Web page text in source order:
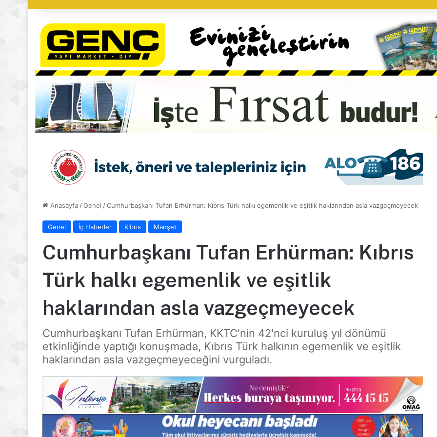
Anasayfa /Genel /Cumhurbaşkanı Tufan Erhürman: Kıbrıs Türk halkı egemenlik ve eşitlik haklarından asla vazgeçmeyecek
Genel İç Haberler Kıbrıs Manşet
Cumhurbaşkanı Tufan Erhürman: Kıbrıs
Türk halkı egemenlik ve eşitlik
haklarından asla vazgeçmeyecek
Cumhurbaşkanı Tufan Erhürman, KKTC'nin 42'nci kuruluş yıl dönümü
etkinliğinde yaptığı konuşmada, Kıbrıs Türk halkının egemenlik ve eşitlik
haklarından asla vazgeçmeyeceğini vurguladı.